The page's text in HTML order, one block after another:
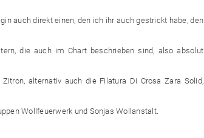
auch direkt einen, den ich ihr auch gestrickt habe, den
die auch im Chart beschrieben sind, also absolut
alternativ auch die Filatura Di Crosa Zara Solid,
Wollfeuerwerk und Sonjas Wollanstalt.